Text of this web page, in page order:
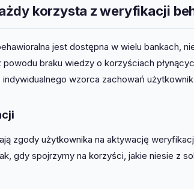
korzysta z weryfikacji
jest dostępna w wielu bankach,
braku wiedzy o korzyściach
wzorca zachowań
zgody użytkownika na aktywację
gdy spojrzymy na korzyści, jakie niesie z